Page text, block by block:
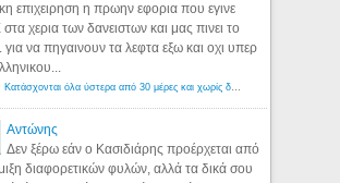
επιχειρηση η πρωην εφορια που εγινε
χερια των δανειστων και μας πινει το
για να πηγαινουν τα λεφτα εξω και οχι υπερ
Εφορία: Κατάσχονται όλα ύστερα από 30 μέρες και χωρίς δικαστικές αποφάσεις - Λόγιος Ερμής
Αντώνης
Δεν ξέρω εάν ο Κασιδιάρης προέρχεται από
διαφορετικών φυλών, αλλά τα δικά σου